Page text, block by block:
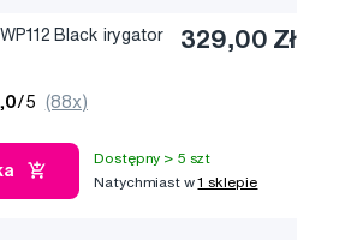
Black irygator
329,00 Zł
/5 (88x)
Dostępny > 5 szt
Natychmiast w1 sklepie